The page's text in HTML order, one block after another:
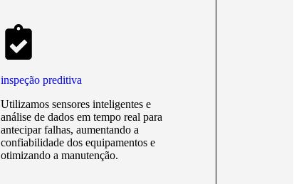
inspeção preditiva
Utilizamos sensores inteligentes e
análise de dados em tempo real para
antecipar falhas, aumentando a
confiabilidade dos equipamentos e
otimizando a manutenção.